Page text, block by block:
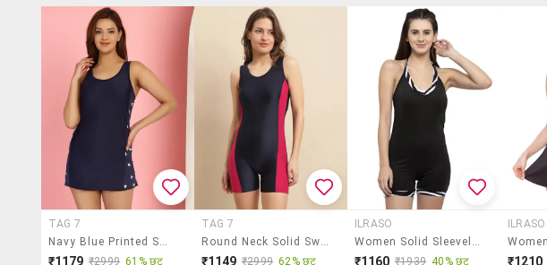
TAG 7
Navy Blue Printed Swimsuit
₹1179 ₹2999 61% छूट
TAG 7
Round Neck Solid Swimsuit
₹1149 ₹2999 62% छूट
ILRASO
Women Solid Sleeveless Swimsuit
₹1160 ₹1939 40% छूट
ILRASO
₹1210